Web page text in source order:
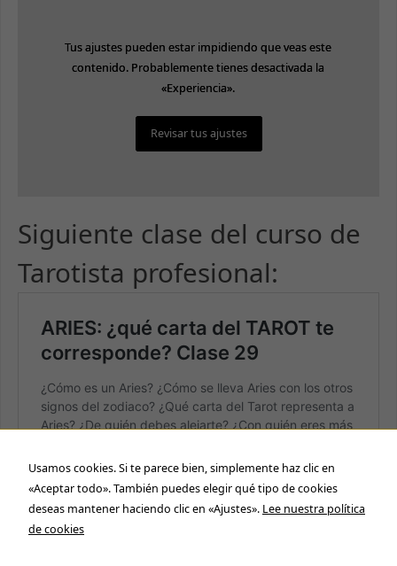
Tus ajustes pueden estar impidiendo que veas este
contenido. Probablemente tienes desactivada la
«Experiencia».
Revisar tus ajustes
Tus ajustes pueden estar impidiendo que veas este
contenido. Probablemente tienes desactivada la
«Experiencia».
Revisar tus ajustes
Siguiente clase del curso de
Tarotista profesional:
Usamos cookies. Si te parece bien, simplemente haz clic en
«Aceptar todo». También puedes elegir qué tipo de cookies
deseas mantener haciendo clic en «Ajustes». Lee nuestra política
de cookies